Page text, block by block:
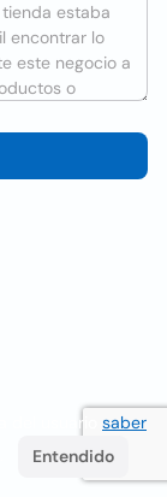
del usuario saber
Entendido